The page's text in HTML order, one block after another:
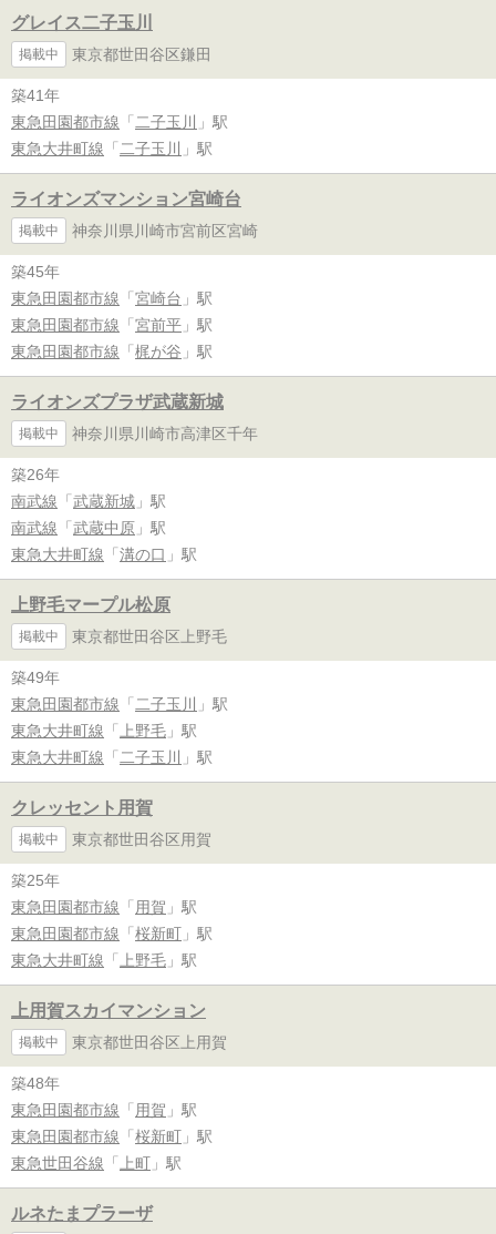
グレイス二子玉川
掲載中 東京都世田谷区鎌田
築41年
東急田園都市線 「 二子玉川
」駅
東急大井町線 「 二子玉川 」駅
ライオンズマンション宮崎台
掲載中 神奈川県川崎市宮前区宮崎
築45年
東急田園都市線 「 宮崎台 」駅
東急田園都市線 「 宮前平 」駅
東急田園都市線 「 梶が谷 」駅
ライオンズプラザ武蔵新城
掲載中 神奈川県川崎市高津区千年
築26年
南武線 「 武蔵新城 」駅
南武線 「 武蔵中原 」駅
東急大井町線 「 溝の口 」駅
上野毛マープル松原
掲載中 東京都世田谷区上野毛
築49年
東急田園都市線 「 二子玉川
」駅
東急大井町線 「 上野毛 」駅
東急大井町線 「 二子玉川 」駅
クレッセント用賀
掲載中 東京都世田谷区用賀
築25年
東急田園都市線 「 用賀 」駅
東急田園都市線 「 桜新町 」駅
東急大井町線 「 上野毛 」駅
上用賀スカイマンション
掲載中 東京都世田谷区上用賀
築48年
東急田園都市線 「 用賀 」駅
東急田園都市線 「 桜新町 」駅
東急世田谷線 「 上町 」駅
ルネたまプラーザ